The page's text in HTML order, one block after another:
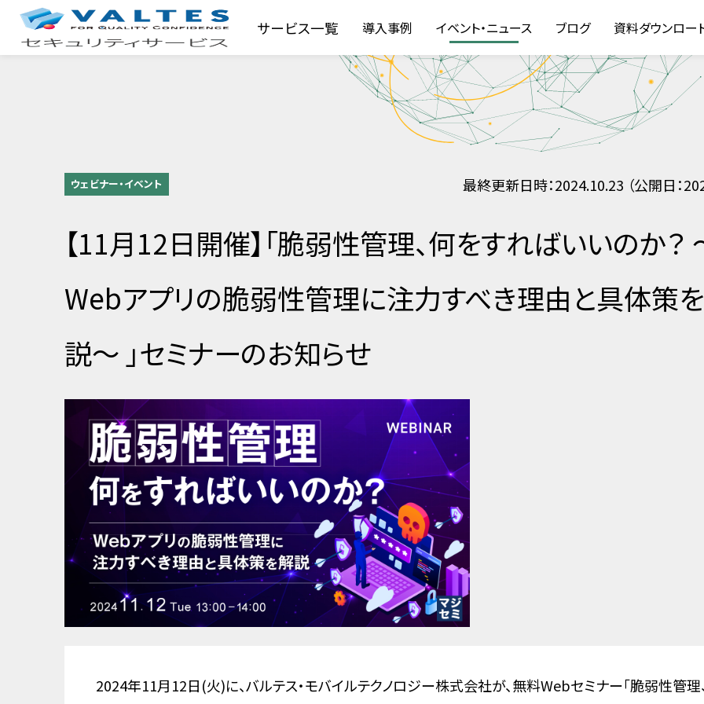
サービス一覧 導入事例 イベント・ニュース ブログ 資料ダウンロー
ウェビナー・イベント 最終更新日時：2024.10.23 （公開日：
【11月12日開催】「脆弱性管理、何をすればいいのか？
Webアプリの脆弱性管理に注力すべき理由と具体策
説〜 」セミナーのお知らせ
2024年11月12日(火)に、バルテス・モバイルテクノロジー株式会社が、無料Webセミナー「脆弱性管理